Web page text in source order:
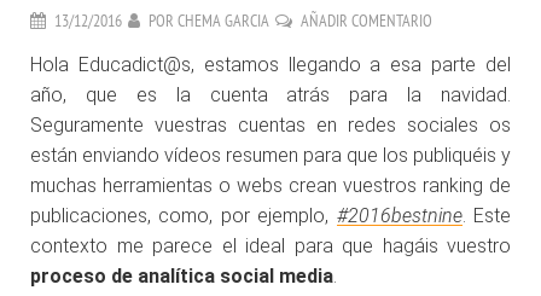
13/12/2016 POR CHEMA GARCIA AÑADIR COMENTARIO
Hola Educadict@s, estamos llegando a esa parte del
año, que es la cuenta atrás para la navidad.
Seguramente vuestras cuentas en redes sociales os
están enviando vídeos resumen para que los publiquéis y
muchas herramientas o webs crean vuestros ranking de
publicaciones, como, por ejemplo, #2016bestnine. Este
contexto me parece el ideal para que hagáis vuestro
proceso de analítica social media.